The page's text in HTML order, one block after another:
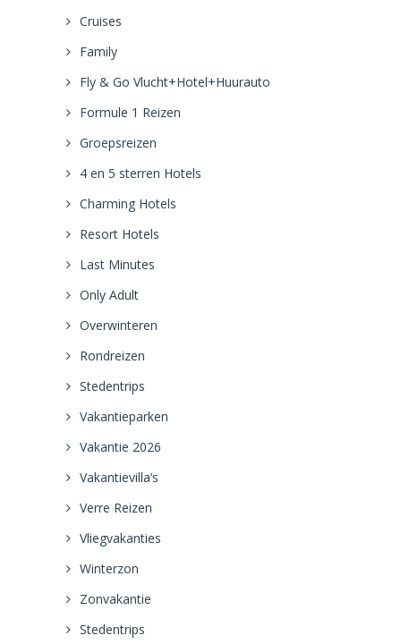
Cruises
Family
Fly & Go Vlucht+Hotel+Huurauto
Formule 1 Reizen
Groepsreizen
4 en 5 sterren Hotels
Charming Hotels
Resort Hotels
Last Minutes
Only Adult
Overwinteren
Rondreizen
Stedentrips
Vakantieparken
Vakantie 2026
Vakantievilla’s
Verre Reizen
Vliegvakanties
Winterzon
Zonvakantie
Stedentrips